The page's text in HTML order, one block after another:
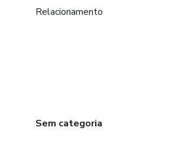
Relacionamento
Sem categoria